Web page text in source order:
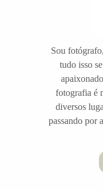
Sou
tudo isso
fotografia é
diversos
passando por